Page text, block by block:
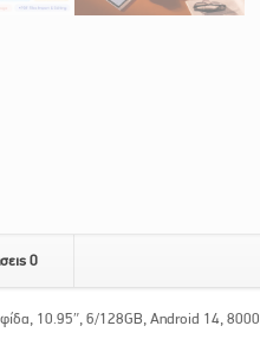
0
10.95″, 6/128GB, Android 14,